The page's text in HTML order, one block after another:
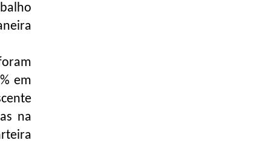
em
na